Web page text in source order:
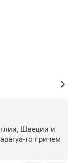
Швеции и
то причем